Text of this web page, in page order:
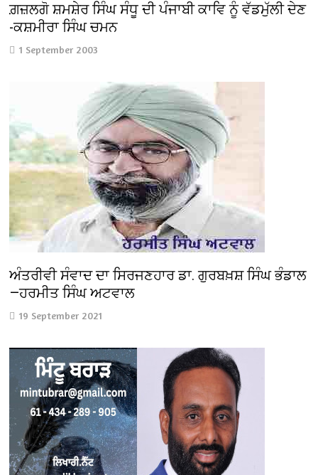
ਗ਼ਜ਼ਲਗੋ ਸ਼ਮਸ਼ੇਰ ਸਿੰਘ ਸੰਧੂ ਦੀ ਪੰਜਾਬੀ ਕਾਵਿ ਨੂੰ ਵੱਡਮੁੱਲੀ ਦੇਣ
-ਕਸ਼ਮੀਰਾ ਸਿੰਘ ਚਮਨ
1 September 2003
ਅੰਤਰੀਵੀ ਸੰਵਾਦ ਦਾ ਸਿਰਜਣਹਾਰ ਡਾ. ਗੁਰਬਖ਼ਸ਼ ਸਿੰਘ ਭੰਡਾਲ
—ਹਰਮੀਤ ਸਿੰਘ ਅਟਵਾਲ
19 September 2021